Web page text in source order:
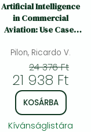
Artificial Intelligence
in Commercial
Aviation: Use Cases
Strategies
Pilon, Ricardo V.
24 376 Ft
21 938 Ft
KOSÁRBA
Kívánságlistára